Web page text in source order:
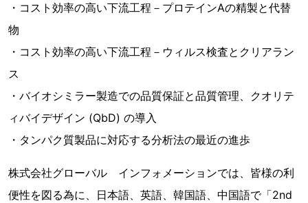
・コスト効率の高い下流工程－プロテインAの精製と代替
物
・コスト効率の高い下流工程－ウィルス検査とクリアラン
ス
・バイオシミラー製造での品質保証と品質管理、クオリテ
ィバイデザイン (QbD) の導入
・タンパク質製品に対応する分析法の最近の進歩
株式会社グローバル インフォメーションでは、皆様の利
便性を図る為に、日本語、英語、韓国語、中国語で「2nd